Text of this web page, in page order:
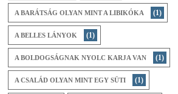
A BARÁTSÁG OLYAN MINT A LIBIKÓKA (1)
A BELLES LÁNYOK (1)
A BOLDOGSÁGNAK NYOLC KARJA VAN (1)
A CSALÁD OLYAN MINT EGY SÜTI (1)